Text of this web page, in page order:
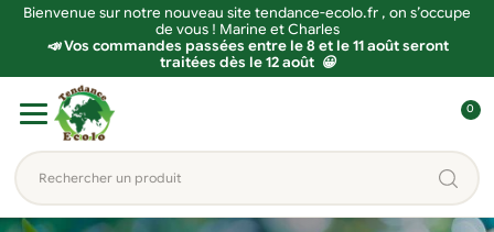
Bienvenue sur notre nouveau site tendance-ecolo.fr , on s’occupe
de vous ! Marine et Charles
📣 Vos commandes passées entre le 8 et le 11 août seront
traitées dès le 12 août 😀
navigation
contenu
Rechercher
un
produit...
o
n
0